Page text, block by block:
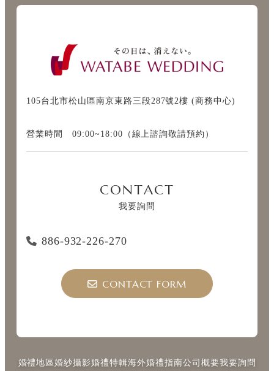
り
105台北市松山區南京東路三段287號2樓 (商務中心)
營業時間 09:00~18:00（線上諮詢敬請預約）
CONTACT
我要詢問
886-932-226-270
CONTACT FORM
婚禮地區婚紗攝影婚禮特輯海外婚禮指南公司概要我要詢問